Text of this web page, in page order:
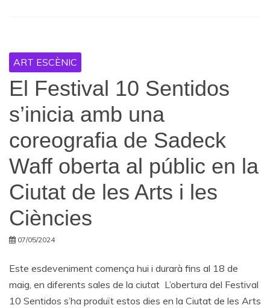
ART ESCÈNIC
El Festival 10 Sentidos
s’inicia amb una
coreografia de Sadeck
Waff oberta al públic en la
Ciutat de les Arts i les
Ciències
07/05/2024
Este esdeveniment comença hui i durarà fins al 18 de
maig, en diferents sales de la ciutat ​​​​​​ L’obertura del Festival
10 Sentidos s’ha produït estos dies en la Ciutat de les Arts